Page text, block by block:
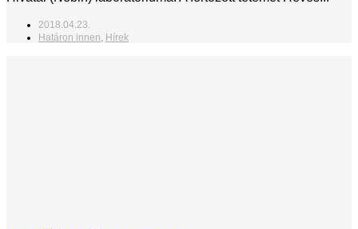
2018.04.23.
Határon innen Hírek